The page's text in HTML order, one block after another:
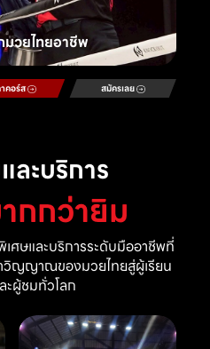
วยไทยอาชีพ
คอร์ส สมัครเลย
ละบริการ
ากกว่ายิม
ศษและบริการระดับมืออาชีพที่
วิญญาณของมวยไทยสู่ผู้เรียน
ะผู้ชมทั่วโลก